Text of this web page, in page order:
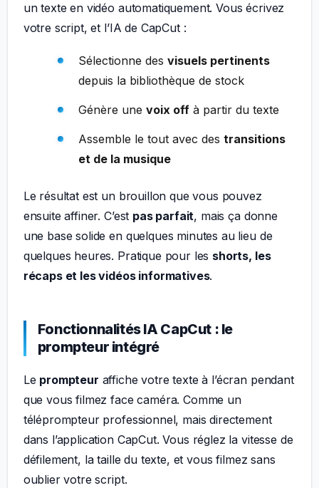
un texte en vidéo automatiquement. Vous écrivez
votre script, et l’IA de CapCut :
Sélectionne des visuels pertinents
depuis la bibliothèque de stock
Génère une voix offà partir du texte
Assemble le tout avec des transitions
et de la musique
Le résultat est un brouillon que vous pouvez
ensuite affiner. C’est pas parfait, mais ça donne
une base solide en quelques minutes au lieu de
quelques heures. Pratique pour les shorts, les
récaps et les vidéos informatives.
Fonctionnalités IA CapCut : le
prompteur intégré
Le prompteur affiche votre texte à l’écran pendant
que vous filmez face caméra. Comme un
téléprompteur professionnel, mais directement
dans l’application CapCut. Vous réglez la vitesse de
défilement, la taille du texte, et vous filmez sans
oublier votre script.